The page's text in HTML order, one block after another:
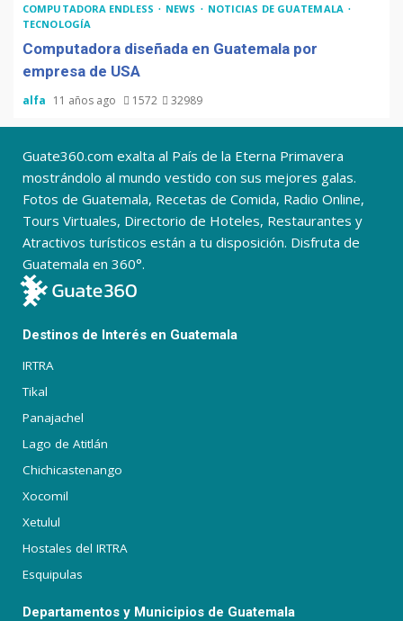
COMPUTADORA ENDLESS NEWS
NOTICIAS DE GUATEMALA
TECNOLOGÍA
Computadora diseñada en Guatemala por
empresa de USA
alfa 11 años ago 1572 32989
Guate360.com exalta al País de la Eterna Primavera
mostrándolo al mundo vestido con sus mejores galas.
Fotos de Guatemala, Recetas de Comida, Radio Online,
Tours Virtuales, Directorio de Hoteles, Restaurantes y
Atractivos turísticos están a tu disposición. Disfruta de
Guatemala en 360°.
Destinos de Interés en Guatemala
IRTRA
Tikal
Panajachel
Lago de Atitlán
Chichicastenango
Xocomil
Xetulul
Hostales del IRTRA
Esquipulas
Departamentos y Municipios de Guatemala